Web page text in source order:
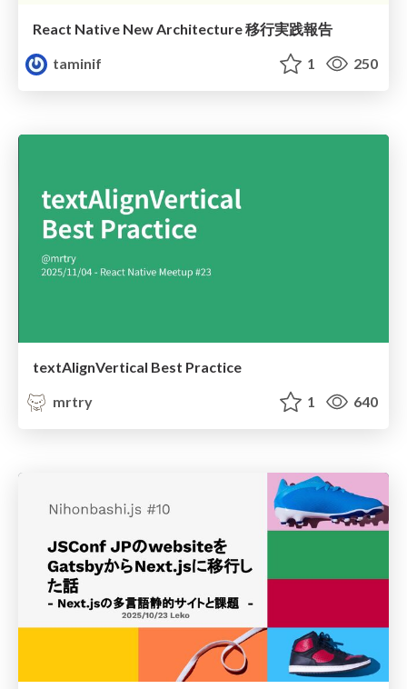
React Native New Architecture 移行実践報告
taminif
1 250
textAlignVertical Best Practice
mrtry
1 640